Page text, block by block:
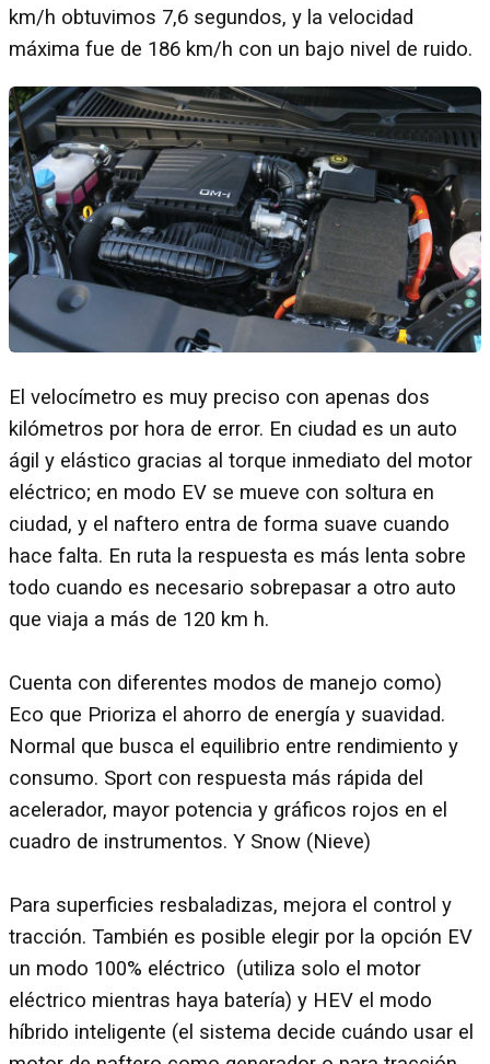
km/h obtuvimos 7,6 segundos, y la velocidad
máxima fue de 186 km/h con un bajo nivel de ruido.
El velocímetro es muy preciso con apenas dos
kilómetros por hora de error. En ciudad es un auto
ágil y elástico gracias al torque inmediato del motor
eléctrico; en modo EV se mueve con soltura en
ciudad, y el naftero entra de forma suave cuando
hace falta. En ruta la respuesta es más lenta sobre
todo cuando es necesario sobrepasar a otro auto
que viaja a más de 120 km h.
Cuenta con diferentes modos de manejo como)
Eco que Prioriza el ahorro de energía y suavidad.
Normal que busca el equilibrio entre rendimiento y
consumo. Sport con respuesta más rápida del
acelerador, mayor potencia y gráficos rojos en el
cuadro de instrumentos. Y Snow (Nieve)
Para superficies resbaladizas, mejora el control y
tracción. También es posible elegir por la opción EV
un modo 100% eléctrico (utiliza solo el motor
eléctrico mientras haya batería) y HEV el modo
híbrido inteligente (el sistema decide cuándo usar el